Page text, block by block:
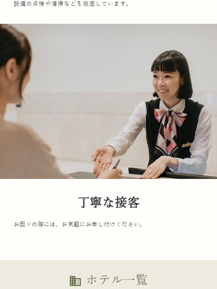
設備の点検や清掃などを徹底しています。
丁寧な接客
お困りの際には、お気軽にお申し付けください。
business ホテル一覧